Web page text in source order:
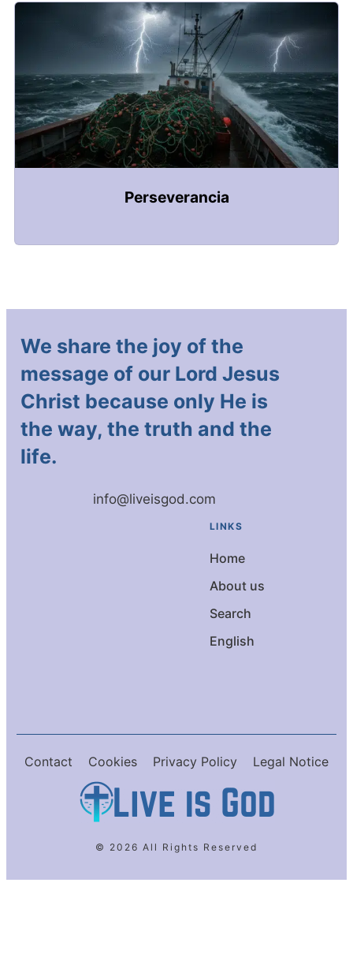
Perseverancia
We share the joy of the
message of our Lord Jesus
Christ because only He is
the way, the truth and the
life.
info@liveisgod.com
LINKS
Home
About us
Search
English
© 2026 All Rights Reserved
Contact Cookies Privacy Policy Legal Notice